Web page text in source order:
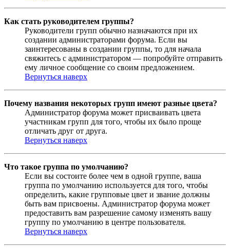
Как стать руководителем группы?
Руководители групп обычно назначаются при их
создании администраторами форума. Если вы
заинтересованы в создании группы, то для начала
свяжитесь с администратором — попробуйте отправить
ему личное сообщение со своим предложением.
Вернуться наверх
Почему названия некоторых групп имеют разные цвета?
Администратор форума может присваивать цвета
участникам групп для того, чтобы их было проще
отличать друг от друга.
Вернуться наверх
Что такое группа по умолчанию?
Если вы состоите более чем в одной группе, ваша
группа по умолчанию используется для того, чтобы
определить, какие групповые цвет и звание должны
быть вам присвоены. Администратор форума может
предоставить вам разрешение самому изменять вашу
группу по умолчанию в центре пользователя.
Вернуться наверх